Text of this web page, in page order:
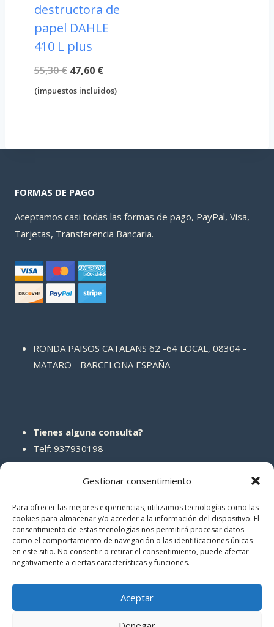
Gestionar consentimiento
Para ofrecer las mejores experiencias, utilizamos tecnologías como las
cookies para almacenar y/o acceder a la información del dispositivo. El
consentimiento de estas tecnologías nos permitirá procesar datos
como el comportamiento de navegación o las identificaciones únicas
en este sitio. No consentir o retirar el consentimiento, puede afectar
negativamente a ciertas características y funciones.
Aceptar
destructora de
papel DAHLE
410 L plus
55,30€ El
precio
55,30 €.
47,60 €El
precio
47,60 €.
(impuestos incluidos)
FORMAS DE PAGO
Aceptamos casi todas las formas de pago, PayPal, Visa,
Tarjetas, Transferencia Bancaria.
RONDA PAISOS CATALANS 62 -64 LOCAL, 08304 -
MATARO - BARCELONA ESPAÑA
Tienes alguna consulta?
Telf: 937930198
Correo: info@abcreparaciones.com
REDES SOCIALES